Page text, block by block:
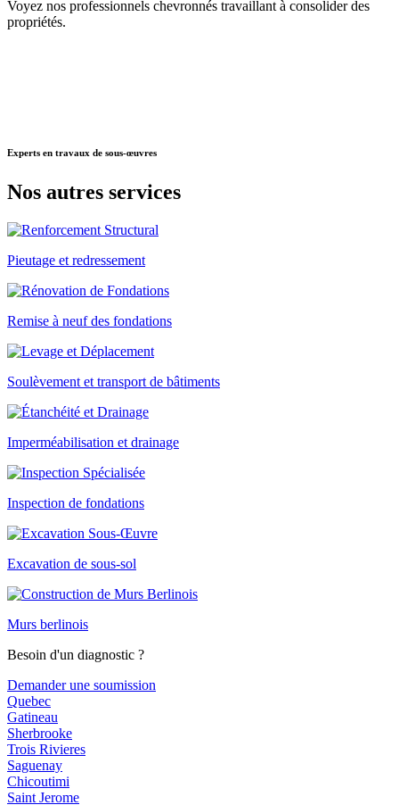
Voyez nos professionnels chevronnés travaillant à consolider des
propriétés.
Experts en travaux de sous-œuvres
Nos autres services
Pieutage et redressement
Remise à neuf des fondations
Soulèvement et transport de bâtiments
Imperméabilisation et drainage
Inspection de fondations
Excavation de sous-sol
Murs berlinois
Besoin d'un diagnostic ?
Demander une soumission
Quebec
Gatineau
Sherbrooke
Trois Rivieres
Saguenay
Chicoutimi
Saint Jerome